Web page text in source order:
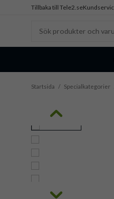
Tillbaka till Tele2.se
Startsida / Specialkategorier